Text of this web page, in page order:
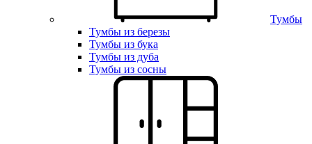
Тумбы
Тумбы из березы
Тумбы из бука
Тумбы из дуба
Тумбы из сосны